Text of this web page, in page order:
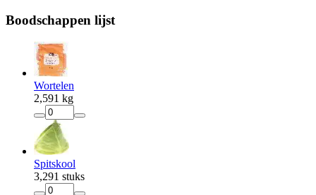
Boodschappen lijst
Wortelen
2,591 kg
Spitskool
3,291 stuks